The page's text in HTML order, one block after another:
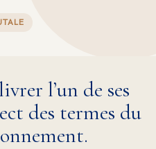
l’un de ses
des termes du